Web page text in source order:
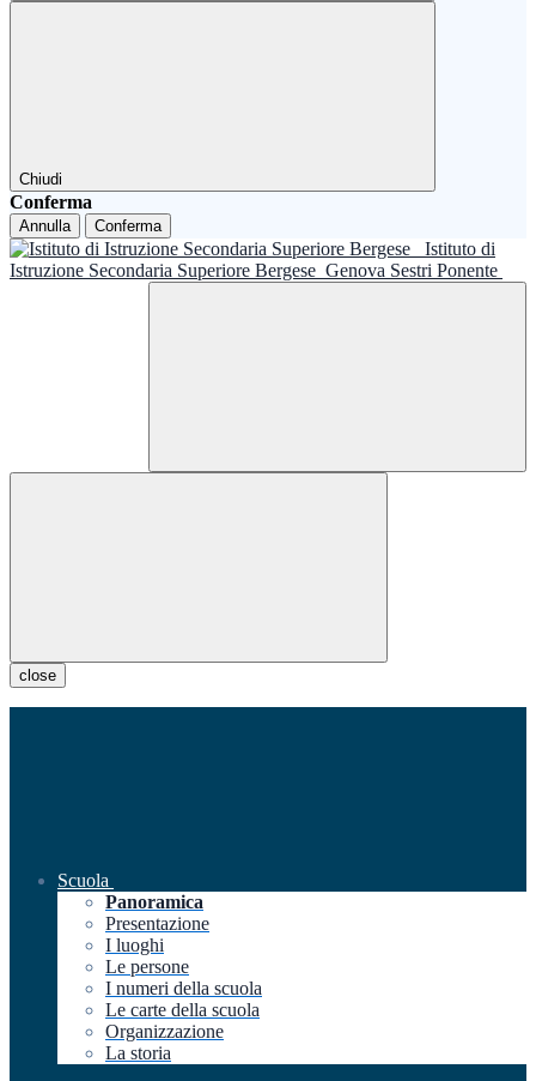
Chiudi
Conferma
Annulla Conferma
Istituto di
Istruzione Secondaria Superiore Bergese Genova Sestri Ponente
close
Scuola
Panoramica
Presentazione
I luoghi
Le persone
I numeri della scuola
Le carte della scuola
Organizzazione
La storia